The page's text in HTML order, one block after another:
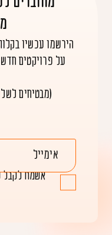
הירשמו עכשיו
על פרויקטים
(מבטיחים
אשמח לקבל